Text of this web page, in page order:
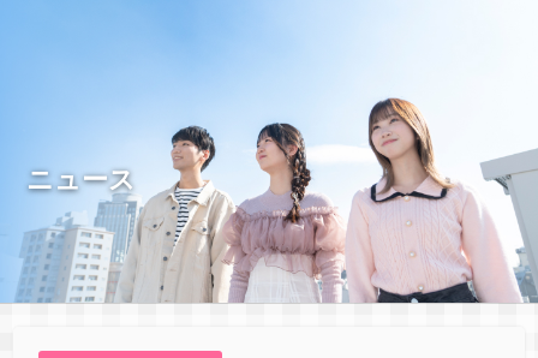
ニュース